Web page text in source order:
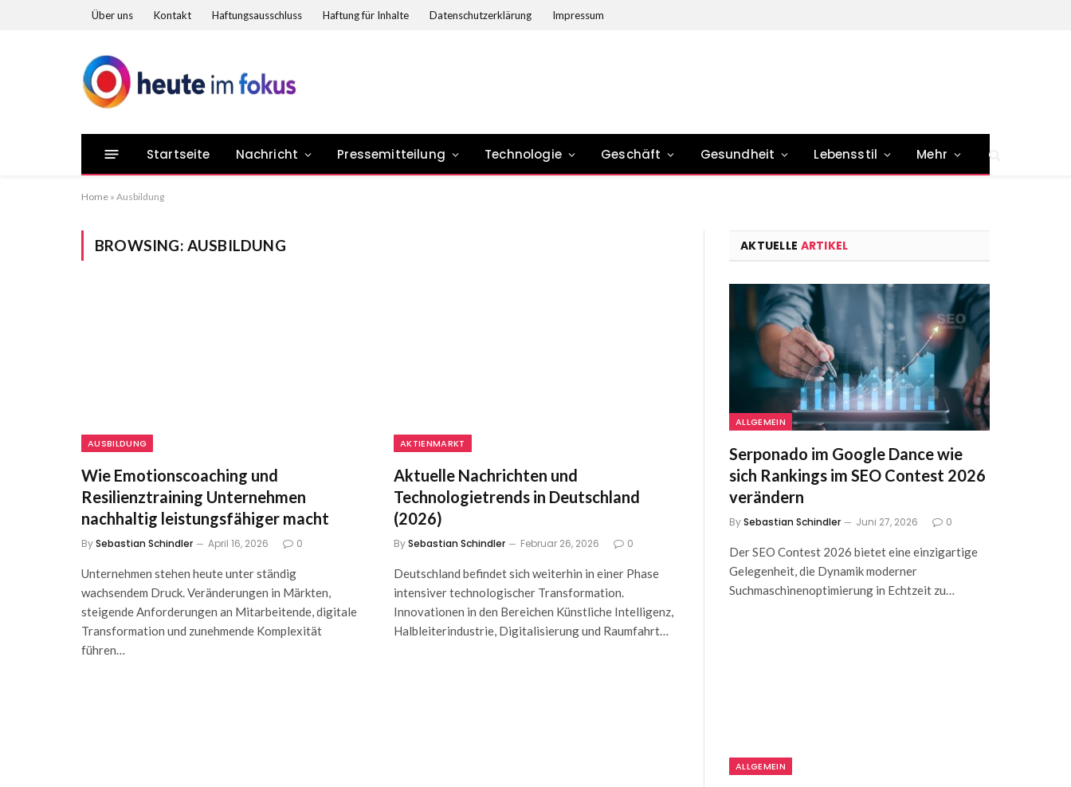
Über uns Kontakt Haftungsausschluss Haftung für Inhalte Datenschutzerklärung Impressum
Startseite Nachricht Pressemitteilung Technologie Geschäft Gesundheit Lebensstil Mehr
Home » Ausbildung
BROWSING: AUSBILDUNG
AUSBILDUNG
Wie Emotionscoaching und
Resilienztraining Unternehmen
nachhaltig leistungsfähiger macht
BySebastian Schindler April 16, 2026 0
Unternehmen stehen heute unter ständig
wachsendem Druck. Veränderungen in Märkten,
steigende Anforderungen an Mitarbeitende, digitale
Transformation und zunehmende Komplexität
führen…
AKTIENMARKT
Aktuelle Nachrichten und
Technologietrends in Deutschland
(2026)
BySebastian Schindler Februar 26, 2026 0
Deutschland befindet sich weiterhin in einer Phase
intensiver technologischer Transformation.
Innovationen in den Bereichen Künstliche Intelligenz,
Halbleiterindustrie, Digitalisierung und Raumfahrt…
AKTUELLE ARTIKEL
ALLGEMEIN
Serponado im Google Dance wie
sich Rankings im SEO Contest 2026
verändern
BySebastian Schindler Juni 27, 2026 0
Der SEO Contest 2026 bietet eine einzigartige
Gelegenheit, die Dynamik moderner
Suchmaschinenoptimierung in Echtzeit zu…
ALLGEMEIN